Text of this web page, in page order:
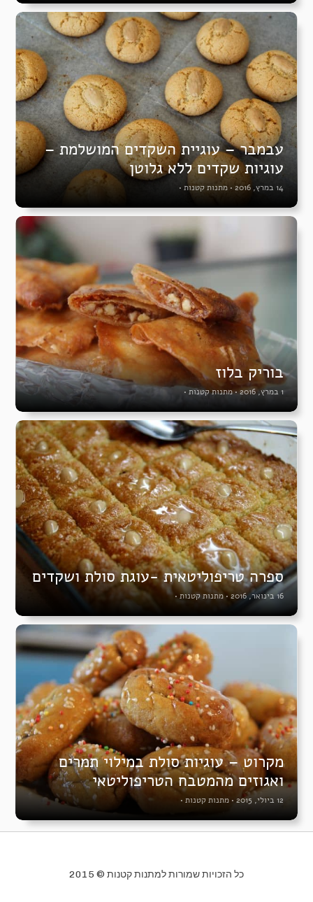
עבמבר – עוגיית השקדים המושלמת –
עוגיות שקדים ללא גלוטן
14 במרץ, 2016 • מתנות קטנות •
בוריק בלוז
1 במרץ, 2016 •מתנות קטנות •
ספרה טריפוליטאית -עוגת סולת ושקדים
16 בינואר, 2016 • מתנות קטנות •
מקרוט – עוגיות סולת במילוי תמרים
ואגוזים מהמטבח הטריפוליטאי
12 ביולי, 2015 • מתנות קטנות •
כל הזכויות שמורות למתנות קטנות © 2015